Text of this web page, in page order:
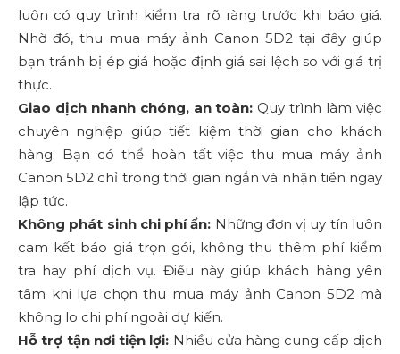
luôn có quy trình kiểm tra rõ ràng trước khi báo giá.
Nhờ đó, thu mua máy ảnh Canon 5D2 tại đây giúp
bạn tránh bị ép giá hoặc định giá sai lệch so với giá trị
thực.
Giao dịch nhanh chóng, an toàn: Quy trình làm việc
chuyên nghiệp giúp tiết kiệm thời gian cho khách
hàng. Bạn có thể hoàn tất việc thu mua máy ảnh
Canon 5D2 chỉ trong thời gian ngắn và nhận tiền ngay
lập tức.
Không phát sinh chi phí ẩn: Những đơn vị uy tín luôn
cam kết báo giá trọn gói, không thu thêm phí kiểm
tra hay phí dịch vụ. Điều này giúp khách hàng yên
tâm khi lựa chọn thu mua máy ảnh Canon 5D2 mà
không lo chi phí ngoài dự kiến.
Hỗ trợ tận nơi tiện lợi: Nhiều cửa hàng cung cấp dịch